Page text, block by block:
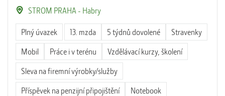
STROM PRAHA - Habry
Plný úvazek 13. mzda 5 týdnů dovolené
Stravenky
Mobil
Práce i v terénu
Vzdělávací kurzy, školení
Sleva na firemní výrobky/služby
Příspěvek na penzijní připojištění
Notebook